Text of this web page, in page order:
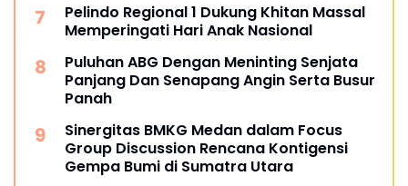
Pelindo Regional 1 Dukung Khitan Massal
Memperingati Hari Anak Nasional
Puluhan ABG Dengan Meninting Senjata
Panjang Dan Senapang Angin Serta Busur
Panah
Sinergitas BMKG Medan dalam Focus
Group Discussion Rencana Kontigensi
Gempa Bumi di Sumatra Utara